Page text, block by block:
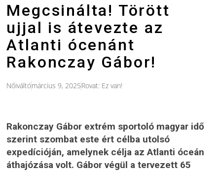
Megcsinálta! Törött
ujjal is átevezte az
Atlanti ócenánt
Rakonczay Gábor!
Nőiváltómárcius 9, 2025Rovat: Ez van!
Rakonczay Gábor extrém sportoló magyar idő
szerint szombat este ért célba utolsó
expedícióján, amelynek célja az Atlanti óceán
áthajózása volt. Gábor végül a tervezett 65